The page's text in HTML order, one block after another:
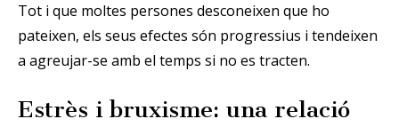
Tot i que moltes persones desconeixen que ho
pateixen, els seus efectes són progressius i tendeixen
a agreujar-se amb el temps si no es tracten.
Estrès i bruxisme: una relació